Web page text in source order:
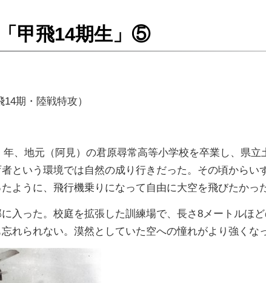
甲飛14期生」⑤
期・陸戦特攻）
、地元（阿見）の君原尋常高等小学校を卒業し、県
という環境では自然の成り行きだった。その頃から
ように、飛行機乗りになって自由に大空を飛びたかっ
入った。校庭を拡張した訓練場で、長さ8メートルほ
れられない。漠然としていた空への憧れがより強くな